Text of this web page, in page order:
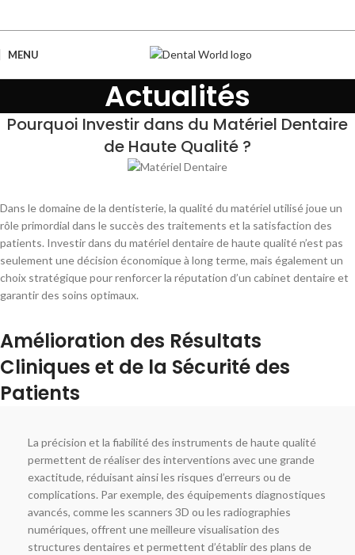
MENU
Actualités
Pourquoi Investir dans du Matériel Dentaire
de Haute Qualité ?
Dans le domaine de la dentisterie, la qualité du matériel utilisé joue un
rôle primordial dans le succès des traitements et la satisfaction des
patients. Investir dans du matériel dentaire de haute qualité n’est pas
seulement une décision économique à long terme, mais également un
choix stratégique pour renforcer la réputation d’un cabinet dentaire et
garantir des soins optimaux.
Amélioration des Résultats
Cliniques et de la Sécurité des
Patients
La précision et la fiabilité des instruments de haute qualité
permettent de réaliser des interventions avec une grande
exactitude, réduisant ainsi les risques d’erreurs ou de
complications. Par exemple, des équipements diagnostiques
avancés, comme les scanners 3D ou les radiographies
numériques, offrent une meilleure visualisation des
structures dentaires et permettent d’établir des plans de